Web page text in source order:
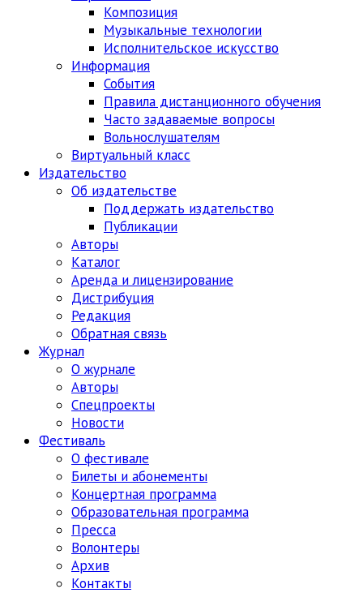
Композиция
Музыкальные технологии
Исполнительское искусство
Информация
События
Правила дистанционного обучения
Часто задаваемые вопросы
Вольнослушателям
Виртуальный класс
Издательство
Об издательстве
Поддержать издательство
Публикации
Авторы
Каталог
Аренда и лицензирование
Дистрибуция
Редакция
Обратная связь
Журнал
О журнале
Авторы
Спецпроекты
Новости
Фестиваль
О фестивале
Билеты и абонементы
Концертная программа
Образовательная программа
Пресса
Волонтеры
Архив
Контакты